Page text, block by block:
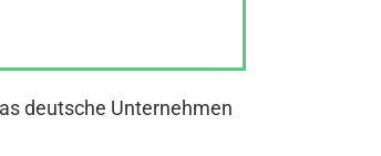
deutsche Unternehmen